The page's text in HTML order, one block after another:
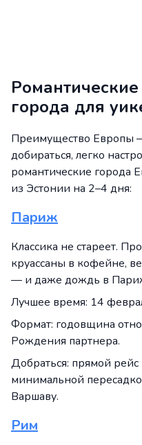
города для
Преимущество Европы
добираться, легко
романтические города
из Эстонии на 2–4 дня:
Париж
Классика не стареет.
круассаны в кофейне,
— и даже дождь в
Лучшее время: 14
Формат: годовщина
Рождения партнера.
Добраться: прямой рейс
минимальной
Варшаву.
Рим